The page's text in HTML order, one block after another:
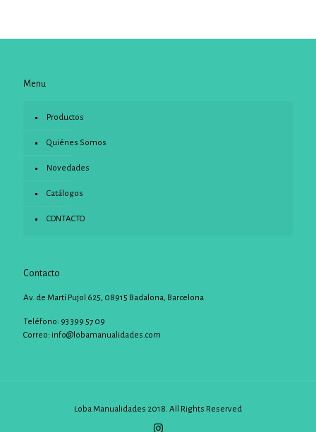
Menu
Productos
Quiénes Somos
Novedades
Catálogos
CONTACTO
Contacto
Av. de Martí Pujol 625, 08915 Badalona, Barcelona
Teléfono: 93 399 57 09
Correo: info@lobamanualidades.com
Loba Manualidades 2018. All Rights Reserved